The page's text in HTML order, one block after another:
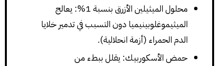
محلول الميثيلين الأزرق بنسبة 1%: يعالج
الميثيموغلوبينيميا دون التسبب في تدمير خلايا
الدم الحمراء (أزمة انحلالية).
حمض الأسكوربيك: يقلل ببطء من